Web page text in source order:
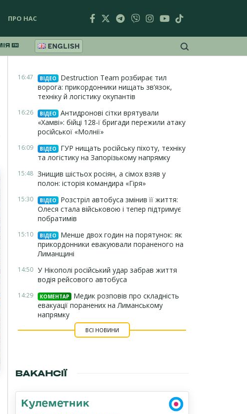
ПРО НАС
ENGLISH
16:47 ВІДЕО
Destruction Team розбирає тил
ворога: прикордонники нищать зв’язок,
техніку й логістику окупантів
16:26 ВІДЕО
Антидронові сітки врятували
«Хамві»: бійці 128-ї бригади пережили атаку
російської «Молнії»
16:09 ВІДЕО
ГУР нищать російську піхоту, техніку
та логістику на Запорізькому напрямку
15:48 Знищив шістьох росіян, а сімох взяв у
полон: історія командира «Гіря»
15:30 ВІДЕО
Розстріл автобуса змінив її життя:
Олеся стала військовою і тепер підтримує
побратимів
15:10 ВІДЕО
Менше двох годин на порятунок: як
прикордонники евакуювали пораненого на
Лиманщині
14:50 У Нікополі російський удар забрав життя
водія рейсового автобуса
14:29 КОМЕНТАР
Медик розповів про складність
евакуації поранених на Лиманському
напрямку
ВСІ НОВИНИ
ВАКАНСІЇ
Кулеметник